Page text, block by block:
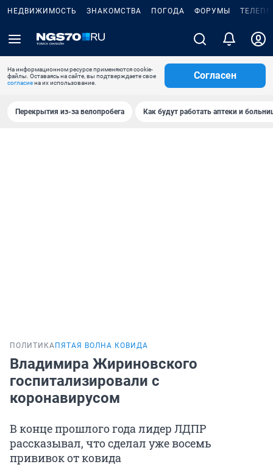
НЕДВИЖИМОСТЬ ЗНАКОМСТВА ПОГОДА ФОРУМЫ
На информационном ресурсе применяются cookie-
файлы. Оставаясь на сайте, вы подтверждаете свое
согласиена их использование.
Согласен
Перекрытия из-за велопробега Как будут работать аптеки и
ПОЛИТИКА ПЯТАЯ ВОЛНА КОВИДА
Владимира Жириновского
госпитализировали с
коронавирусом
В конце прошлого года лидер ЛДПР
рассказывал, что сделал уже восемь
прививок от ковида